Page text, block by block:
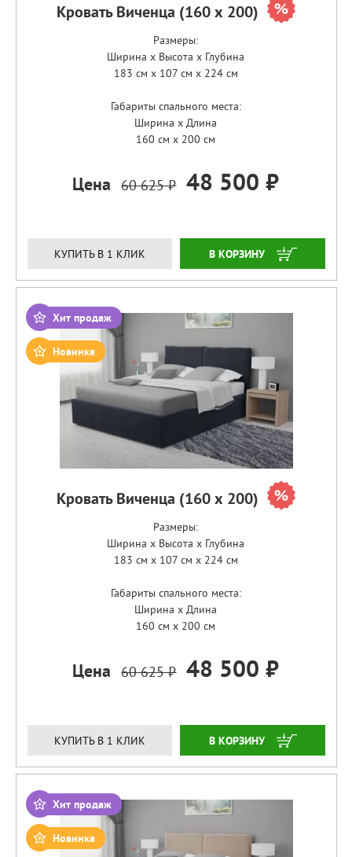
Кровать Виченца (160 х 200)
Размеры:
Ширина x Высота x Глубина
183 см x 107 см x 224 см
Габариты спального места:
Ширина x Длина
160 см x 200 см
Цена 60 625 ₽ 48 500 ₽
КУПИТЬ В 1 КЛИК ЗАКАЗАТЬ
Хит продаж
Новинка
Кровать Виченца (160 х 200)
Размеры:
Ширина x Высота x Глубина
183 см x 107 см x 224 см
Габариты спального места:
Ширина x Длина
160 см x 200 см
Цена 60 625 ₽ 48 500 ₽
КУПИТЬ В 1 КЛИК ЗАКАЗАТЬ
Хит продаж
Новинка